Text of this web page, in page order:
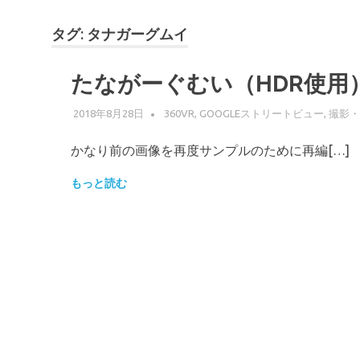
タグ: タナガーグムイ
たながーぐむい（HDR使用
2018年8月28日 WPMASTER
360VR, GOOGLEストリートビュー, 撮影
かなり前の画像を再度サンプルのために再編[…]
もっと読む